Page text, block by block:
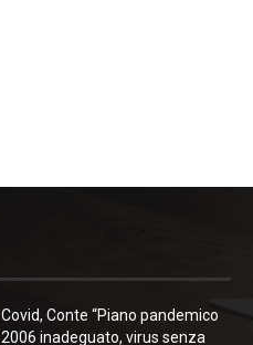
Covid, Conte “Piano pandemico
2006 inadeguato, virus senza